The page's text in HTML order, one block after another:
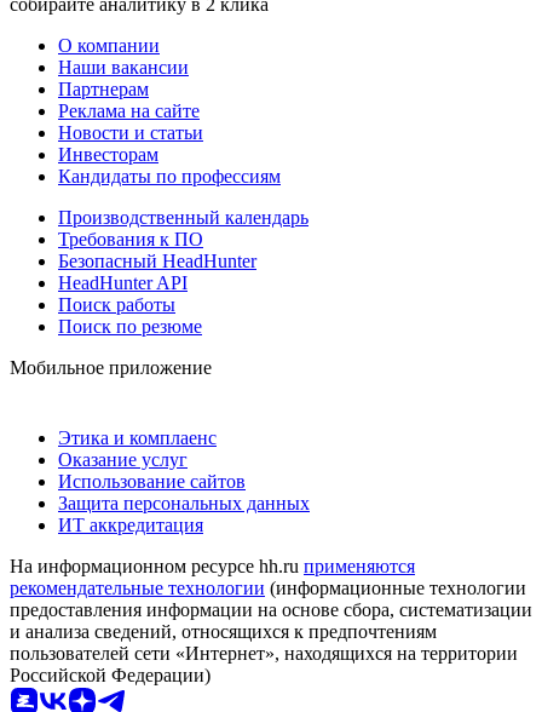
О компании
Наши вакансии
Партнерам
Реклама на сайте
Новости и статьи
Инвесторам
Кандидаты по профессиям
Производственный календарь
Требования к ПО
Безопасный HeadHunter
HeadHunter API
Поиск работы
Поиск по резюме
Мобильное приложение
Этика и комплаенс
Оказание услуг
Использование сайтов
Защита персональных данных
ИТ аккредитация
На информационном ресурсе hh.ru применяются
рекомендательные технологии (информационные технологии
предоставления информации на основе сбора, систематизации
и анализа сведений, относящихся к предпочтениям
пользователей сети «Интернет», находящихся на территории
Российской Федерации)